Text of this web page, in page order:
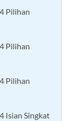
Pilihan
Pilihan
Pilihan
Isian Singkat